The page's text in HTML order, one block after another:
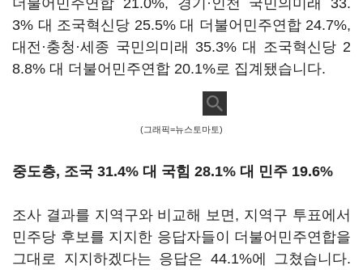
더불어민주연합 21.0%, 경기·인천 국민의미래 33.
3% 대 조국혁신당 25.5% 대 더불어민주연합 24.7%,
대전·충청·세종 국민의미래 35.3% 대 조국혁신당 2
8.8% 대 더불어민주연합 20.1%로 집계됐습니다.
(그래픽=뉴스토마토)
중도층, 조국 31.4% 대 국힘 28.1% 대 민주 19.6%
조사 결과를 지역구와 비교해 보면, 지역구 투표에서
민주당 후보를 지지한 응답자들이 더불어민주연합을
그대로 지지하겠다는 응답은 44.1%에 그쳤습니다.